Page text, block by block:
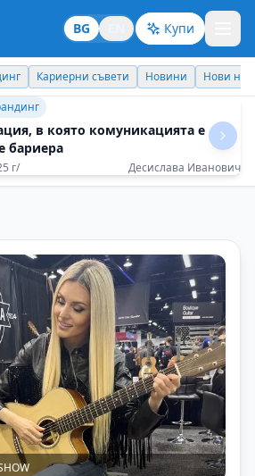
BG Купи
Нови назначения Днес празнува
са доволни, дават много
себе си
г/ Милена Виденова